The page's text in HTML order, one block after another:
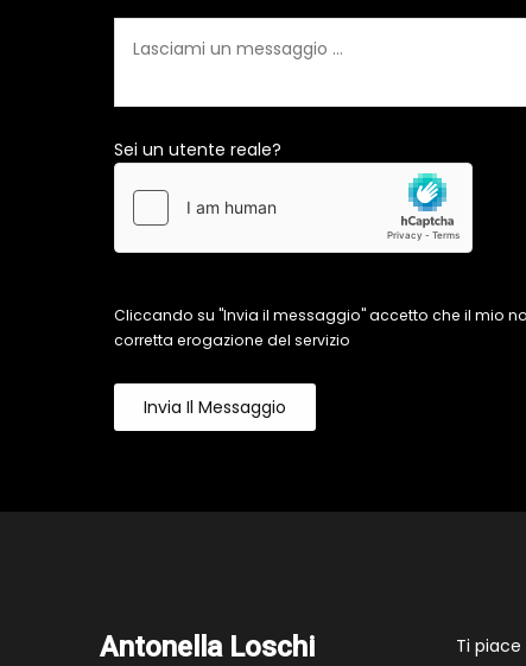
Sei un utente reale?
Cliccando su "Invia il messaggio" accetto che il mio
corretta erogazione del servizio
Invia Il Messaggio
Antonella Loschi Ti